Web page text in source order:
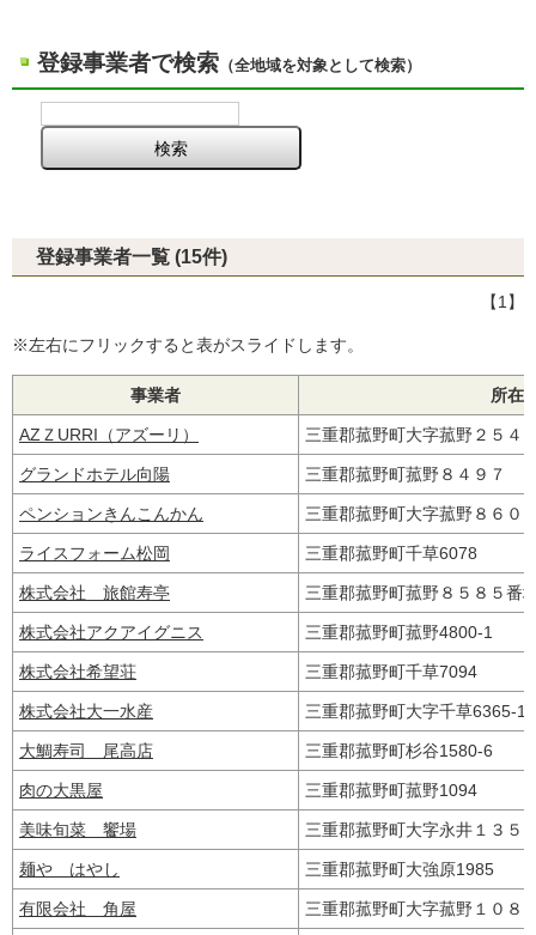
登録事業者で検索 （全地域を対象として検索）
登録事業者一覧 (15件)
【1】
※左右にフリックすると表がスライドします。
事業者 所在
AZＺURRI（アズーリ） 三重郡菰野町大字菰野２５
グランドホテル向陽 三重郡菰野町菰野８４９７
ペンションきんこんかん 三重郡菰野町大字菰野８６
ライスフォーム松岡 三重郡菰野町千草6078
株式会社 旅館寿亭 三重郡菰野町菰野８５８５
株式会社アクアイグニス 三重郡菰野町菰野4800-1
株式会社希望荘 三重郡菰野町千草7094
株式会社大一水産 三重郡菰野町大字千草
大鯛寿司 尾高店 三重郡菰野町杉谷1580-6
肉の大黒屋 三重郡菰野町菰野1094
美味旬菜 饗場 三重郡菰野町大字永井１３
麺や はやし 三重郡菰野町大強原1985
有限会社 角屋 三重郡菰野町大字菰野１０